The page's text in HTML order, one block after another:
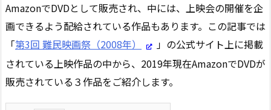
AmazonでDVDとして販売され、中には、上映会の開催を企
画できるよう配給されている作品もあります。この記事では
「第3回 難民映画祭（2008年）
」の公式サイト上に掲載
されている上映作品の中から、2019年現在AmazonでDVDが
販売されている３作品をご紹介します。